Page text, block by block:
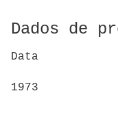
Dados de
Data
1973